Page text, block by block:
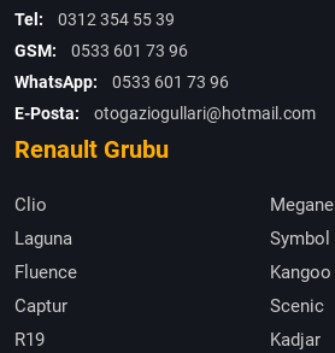
Tel:
0312 354 55 39
GSM:
0533 601 73 96
WhatsApp:
0533 601 73 96
E-Posta:
otogaziogullari@hotmail.com
Renault Grubu
Clio
Megane
Laguna
Symbol
Fluence
Kangoo
Captur
Scenic
R19
Kadjar